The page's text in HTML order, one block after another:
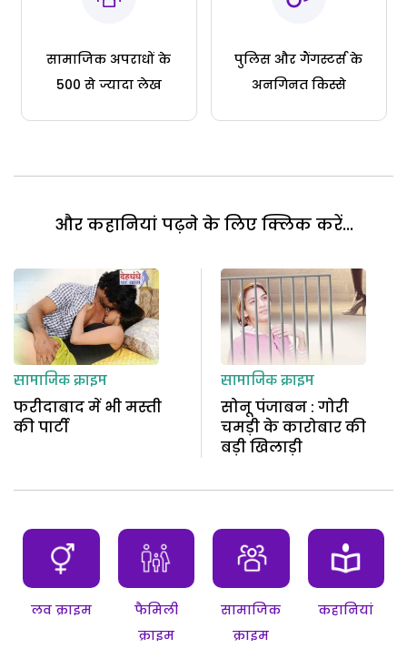
सामाजिक अपराधों के
500 से ज्यादा लेख
पुलिस और गैंगस्टर्स के
अनगिनत किस्से
और कहानियां पढ़ने के लिए क्लिक करें...
सामाजिक क्राइम
फरीदाबाद में भी मस्ती
की पार्टी
सामाजिक क्राइम
सोनू पंजाबन : गोरी
चमड़ी के कारोबार की
बड़ी खिलाड़ी
लव क्राइम
फैमिली
क्राइम
सामाजिक
क्राइम
कहानियां